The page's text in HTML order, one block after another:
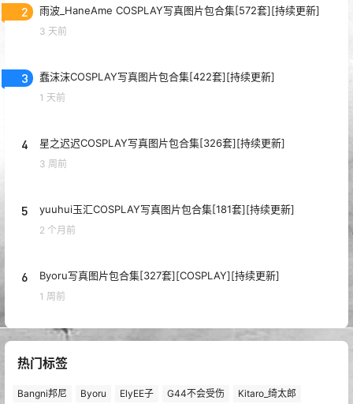
2 雨波_HaneAme COSPLAY写真图片包合集[572套][持续更新]
3 天前
3 蠢沫沫COSPLAY写真图片包合集[422套][持续更新]
1 天前
4 星之迟迟COSPLAY写真图片包合集[326套][持续更新]
3 周前
5 yuuhui玉汇COSPLAY写真图片包合集[181套][持续更新]
2 个月前
6 Byoru写真图片包合集[327套][COSPLAY][持续更新]
1 周前
热门标签
Bangni邦尼 Byoru ElyEE子 G44不会受伤 Kitaro_绮太郎